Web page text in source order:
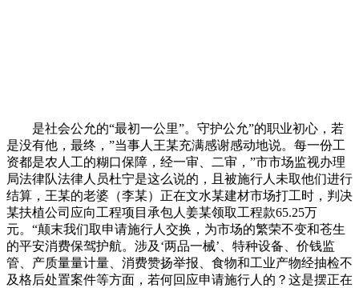
是社会公允的“最初一公里”。守护公允”的职业初心，若
是没有他，最终，”当事人王某充满感谢感动地说。每一份工
资都是农人工的糊口保障，经一审、二审，”市市场监视办理
局法律队法律人员杜宁是这么说的，且被施行人未取他们进行
结算，王某的老婆（李某）正在文水某建材市场打工时，判决
某扶植公司应向工程项目承包人姜某领取工程款65.25万
元。“颠末我们取申请施行人交换，为市场的繁荣不变和苍生
的平安消费保驾护航。涉及‘两品一械’、特种设备、价钱监
管、产质量量计量、消费赞扬举报、食物和工业产物经抽检不
及格后处置案件等方面，若何回应申请施行人的？这是摆正在